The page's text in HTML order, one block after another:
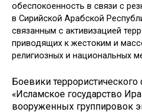
обеспокоенность в связи с
в Сирийской Арабской
связанным с активизацией
приводящих к жестоким и
религиозных и национальных
Боевики
«Исламское государство
вооруженных группировок